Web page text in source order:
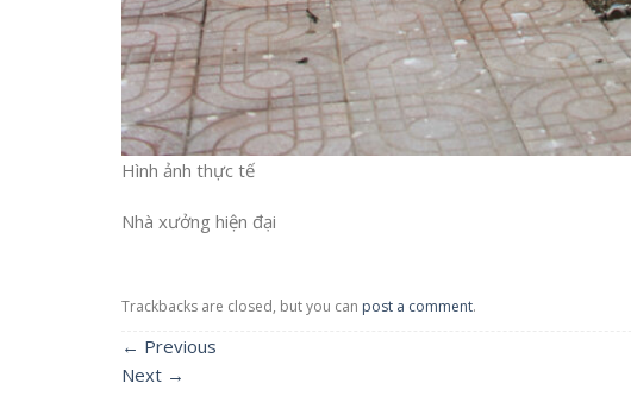
Hình ảnh thực tế
Nhà xưởng hiện đại
Trackbacks are closed, but you can post a comment.
← Previous
Next →